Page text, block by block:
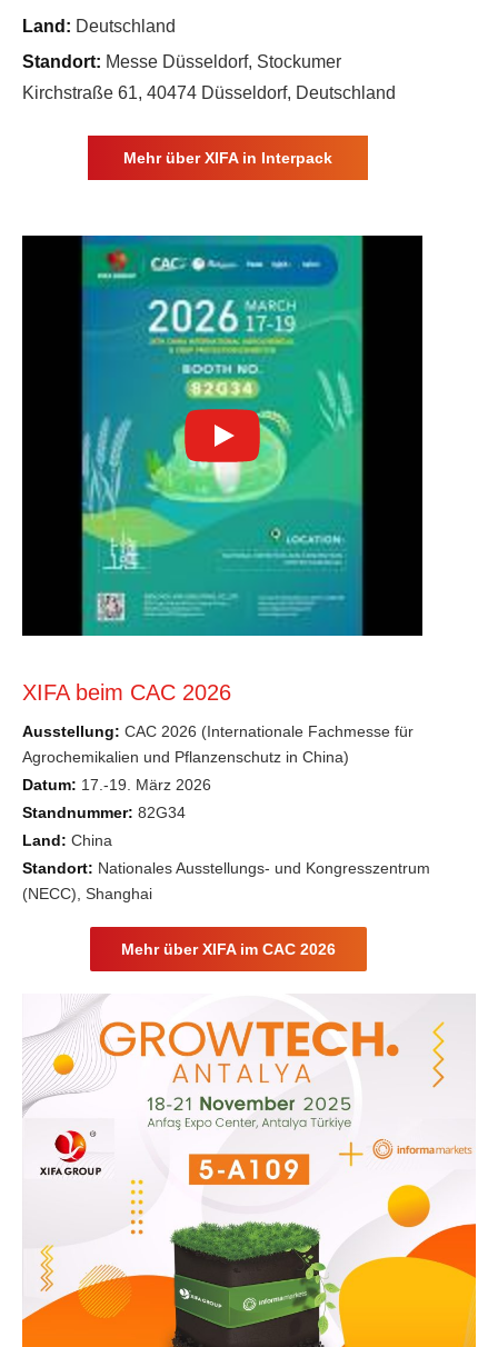
Land: Deutschland
Standort: Messe Düsseldorf, Stockumer
Kirchstraße 61, 40474 Düsseldorf, Deutschland
Mehr über XIFA in Interpack
XIFA beim CAC 2026
Ausstellung: CAC 2026 (Internationale Fachmesse für
Agrochemikalien und Pflanzenschutz in China)
Datum: 17.-19. März 2026
Standnummer: 82G34
Land: China
Standort: Nationales Ausstellungs- und Kongresszentrum
(NECC), Shanghai
Mehr über XIFA im CAC 2026